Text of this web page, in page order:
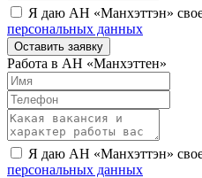
Я даю АН «Манхэттэн»
персональных данных
Оставить заявку
Работа в АН «Манхэттен»
Я даю АН «Манхэттэн»
персональных данных